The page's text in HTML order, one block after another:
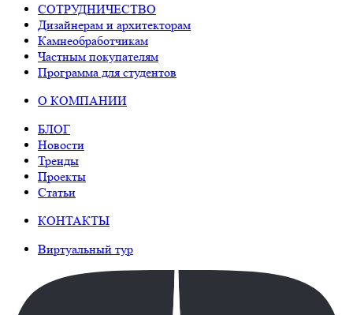
СОТРУДНИЧЕСТВО
Дизайнерам и архитекторам
Камнеобработчикам
Частным покупателям
Программа для студентов
О КОМПАНИИ
БЛОГ
Новости
Тренды
Проекты
Статьи
КОНТАКТЫ
Виртуальный тур